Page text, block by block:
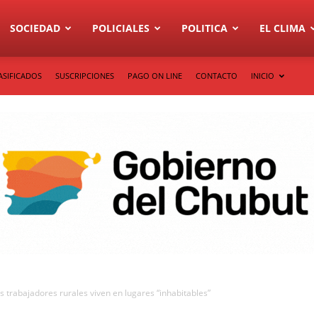
SOCIEDAD POLICIALES POLITICA EL CLIMA
SUSCRIPCIONES PAGO ON LINE CONTACTO INICIO
trabajadores rurales viven en lugares “inhabitables”